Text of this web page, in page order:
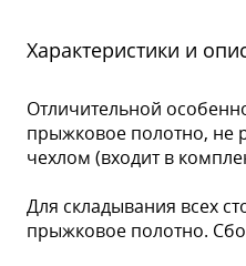
Характеристики и
Отличительной
прыжковое полотно, не
чехлом (входит в
Для складывания всех
прыжковое полотно.